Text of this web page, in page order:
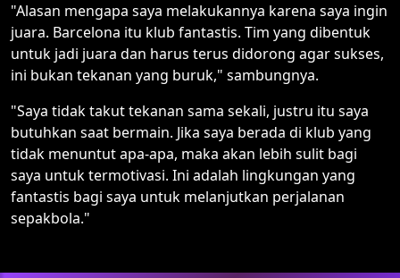
"Alasan mengapa saya melakukannya karena saya ingin
juara. Barcelona itu klub fantastis. Tim yang dibentuk
untuk jadi juara dan harus terus didorong agar sukses,
ini bukan tekanan yang buruk," sambungnya.
"Saya tidak takut tekanan sama sekali, justru itu saya
butuhkan saat bermain. Jika saya berada di klub yang
tidak menuntut apa-apa, maka akan lebih sulit bagi
saya untuk termotivasi. Ini adalah lingkungan yang
fantastis bagi saya untuk melanjutkan perjalanan
sepakbola."